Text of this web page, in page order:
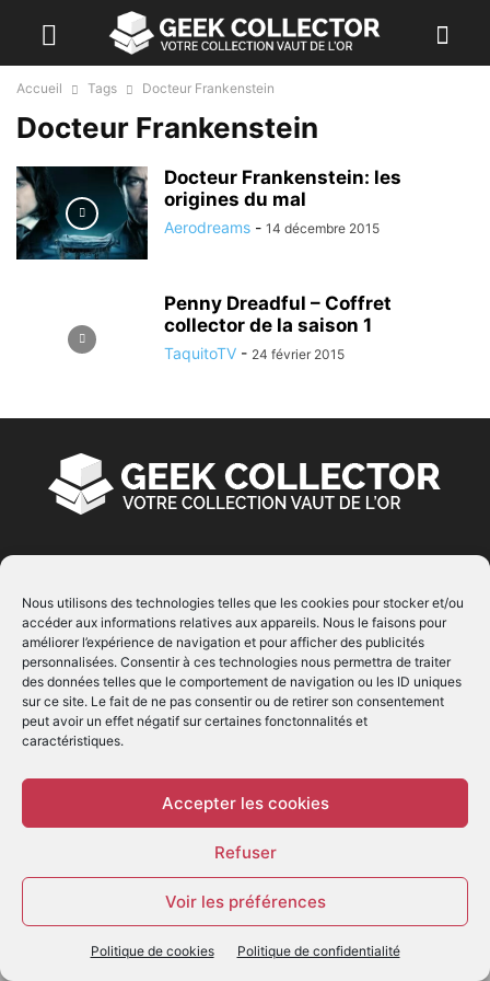
Nous utilisons des technologies telles que les cookies pour stocker et/ou
accéder aux informations relatives aux appareils. Nous le faisons pour
améliorer l’expérience de navigation et pour afficher des publicités
personnalisées. Consentir à ces technologies nous permettra de traiter
des données telles que le comportement de navigation ou les ID uniques
sur ce site. Le fait de ne pas consentir ou de retirer son consentement
peut avoir un effet négatif sur certaines fonctonnalités et
caractéristiques.
Accepter les cookies
Refuser
Voir les préférences
Politique de cookies Politique de confidentialité
Accueil Tags Docteur Frankenstein
Docteur Frankenstein
Docteur Frankenstein: les
origines du mal
Aerodreams - 14 décembre 2015
Penny Dreadful – Coffret
collector de la saison 1
TaquitoTV - 24 février 2015
© Copyright 2022 | Produit parEIMAI| Tous Droits
Réservés
SUIVEZ NOUS
© - Création :EIMAI